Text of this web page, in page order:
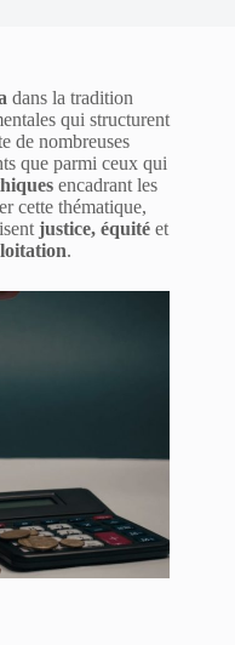
dans la tradition
qui structurent
de nombreuses
que parmi ceux qui
encadrant les
cette thématique,
justice, équité et
.